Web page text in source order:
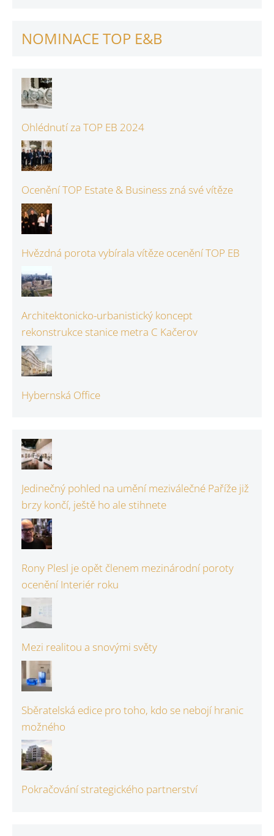
NOMINACE TOP E&B
Ohlédnutí za TOP EB 2024
Ocenění TOP Estate & Business zná své vítěze
Hvězdná porota vybírala vítěze ocenění TOP EB
Architektonicko-urbanistický koncept
rekonstrukce stanice metra C Kačerov
Hybernská Office
Jedinečný pohled na umění meziválečné Paříže již
brzy končí, ještě ho ale stihnete
Rony Plesl je opět členem mezinárodní poroty
ocenění Interiér roku
Mezi realitou a snovými světy
Sběratelská edice pro toho, kdo se nebojí hranic
možného
Pokračování strategického partnerství